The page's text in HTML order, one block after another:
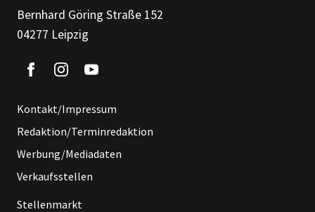
Bernhard Göring Straße 152
04277 Leipzig
Kontakt/Impressum
Redaktion/Terminredaktion
Werbung/Mediadaten
Verkaufsstellen
Stellenmarkt